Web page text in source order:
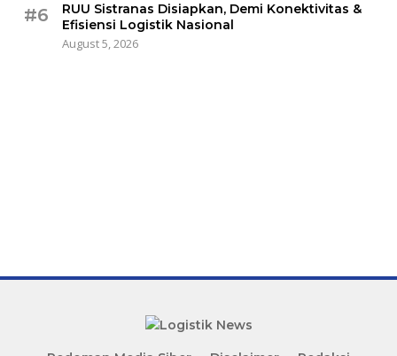
#6
RUU Sistranas Disiapkan, Demi Konektivitas &
Efisiensi Logistik Nasional
August 5, 2026